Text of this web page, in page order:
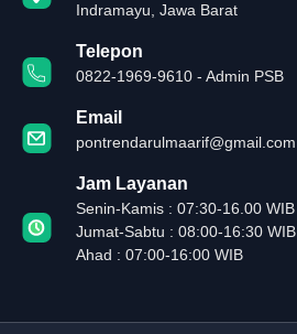
Indramayu, Jawa Barat
Telepon
0822-1969-9610 - Admin PSB
Email
pontrendarulmaarif@gmail.com
Jam Layanan
Senin-Kamis : 07:30-16.00 WIB
Jumat-Sabtu : 08:00-16:30 WIB
Ahad : 07:00-16:00 WIB